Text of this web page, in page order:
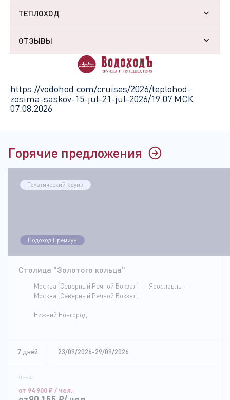
ТЕПЛОХОД
ОТЗЫВЫ
https://vodohod.com/cruises/2026/teplohod-
zosima-saskov-15-jul-21-jul-2026/19:07 МСК
07.08.2026
Горячие предложения
Тематический круиз
Водоход.Премиум
Столица "Золотого кольца"
Москва (Северный Речной Вокзал)
Ярославль
Москва (Северный Речной Вокзал)
Нижний Новгород
7 дней 23/09/2026-29/09/2026
ЦЕНА:
от 94 900₽/ чел.